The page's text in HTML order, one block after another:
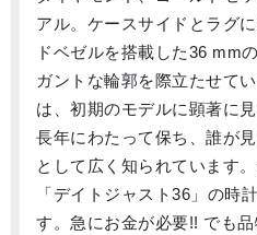
アル。ケースサイドとラグ
ドベゼルを搭載した36 mm
ガントな輪郭を際立たせて
は、初期のモデルに顕著に
長年にわたって保ち、誰が
として広く知られています
「デイトジャスト36」の時
す。急にお金が必要!! でも